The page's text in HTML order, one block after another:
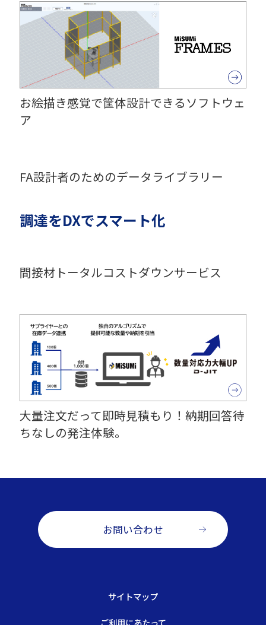
お絵描き感覚で筐体設計できるソフトウェ
ア
FA設計者のためのデータライブラリー
調達をDXでスマート化
間接材トータルコストダウンサービス
大量注文だって即時見積もり！納期回答待
ちなしの発注体験。
サイトマップ
ご利用にあたって
お問い合わせ